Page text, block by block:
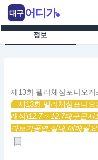
츠
정보
제13회 펠리체심포니오케
제13회 펠리체심포니
래식)12.7 ~ 12.7대구콘서
라보기공연,실내,예매필요
대구 어디가